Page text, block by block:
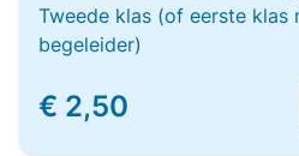
Tweede klas (of eerste klas
begeleider)
€ 2,50